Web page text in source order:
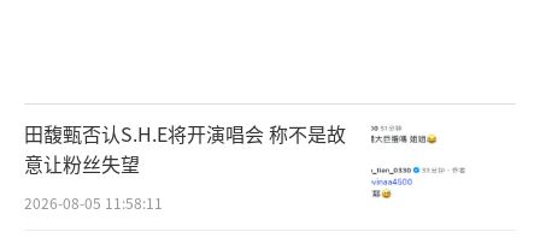
幽门螺杆菌感染可刺激胃黏膜淋巴组织异
常增生，少数情况下可能发展为低度恶性的MA
LT淋巴瘤。临床研究显示，根除幽门螺杆菌
田馥甄否认S.H.E将开演唱会 称不是故
意让粉丝失望
2026-08-05 11:58:11